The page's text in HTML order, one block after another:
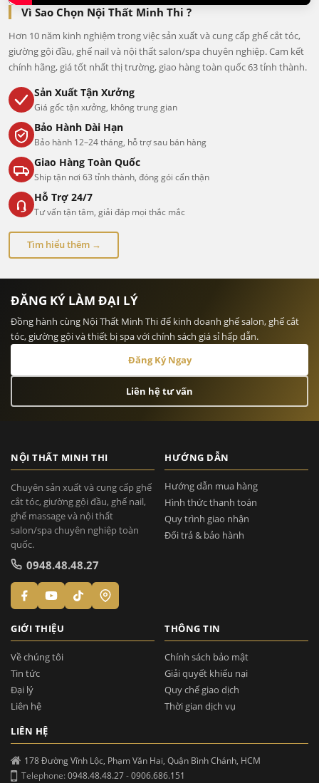
Vì Sao Chọn Nội Thất Minh Thi ?
Hơn 10 năm kinh nghiệm trong việc sản xuất và cung cấp ghế cắt tóc,
giường gội đầu, ghế nail và nội thất salon/spa chuyên nghiệp. Cam kết
chính hãng, giá tốt nhất thị trường, giao hàng toàn quốc 63 tỉnh thành.
Sản Xuất Tận Xưởng
Giá gốc tận xưởng, không trung gian
Bảo Hành Dài Hạn
Bảo hành 12–24 tháng, hỗ trợ sau bán hàng
Giao Hàng Toàn Quốc
Ship tận nơi 63 tỉnh thành, đóng gói cẩn thận
Hỗ Trợ 24/7
Tư vấn tận tâm, giải đáp mọi thắc mắc
Tìm hiểu thêm →
ĐĂNG KÝ LÀM ĐẠI LÝ
Đồng hành cùng Nội Thất Minh Thi để kinh doanh ghế salon, ghế cắt
tóc, giường gội và thiết bị spa với chính sách giá sỉ hấp dẫn.
Đăng Ký Ngay
Liên hệ tư vấn
NỘI THẤT MINH THI
Chuyên sản xuất và cung cấp ghế
cắt tóc, giường gội đầu, ghế nail,
ghế massage và nội thất
salon/spa chuyên nghiệp toàn
quốc.
0948.48.48.27
GIỚI THIỆU
Về chúng tôi
Tin tức
Đại lý
Liên hệ
HƯỚNG DẪN
Hướng dẫn mua hàng
Hình thức thanh toán
Quy trình giao nhận
Đổi trả & bảo hành
THÔNG TIN
Chính sách bảo mật
Giải quyết khiếu nại
Quy chế giao dịch
Thời gian dịch vụ
LIÊN HỆ
178 Đường Vĩnh Lộc, Phạm Văn Hai, Quận Bình Chánh, HCM
Telephone: 0948.48.48.27-0906.686.151